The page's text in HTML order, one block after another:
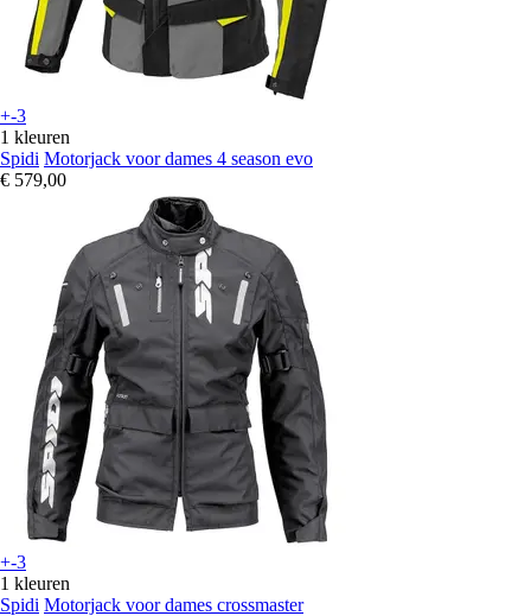
+-3
1 kleuren
Spidi Motorjack voor dames 4 season evo
€ 579,00
+-3
1 kleuren
Spidi Motorjack voor dames crossmaster